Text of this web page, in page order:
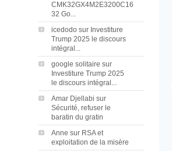
CMK32GX4M2E3200C16
32 Go...
icedodo sur Investiture
Trump 2025 le discours
intégral...
google solitaire sur
Investiture Trump 2025
le discours intégral...
Amar Djellabi sur
Sécurité, refuser le
baratin du gratin
Anne sur RSA et
exploitation de la misère